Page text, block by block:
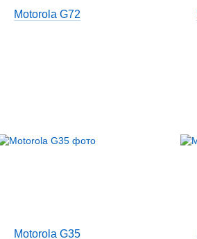
Motorola G72
Motorola G35